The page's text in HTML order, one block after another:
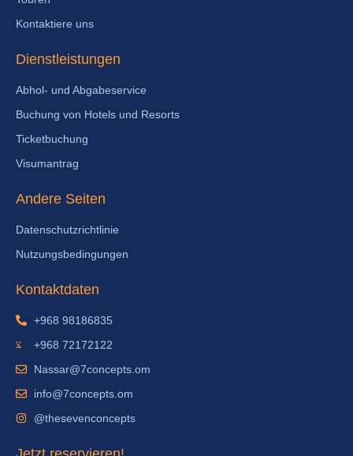
Kontaktiere uns
Dienstleistungen
Abhol- und Abgabeservice
Buchung von Hotels und Resorts
Ticketbuchung
Visumantrag
Andere Seiten
Datenschutzrichtlinie
Nutzungsbedingungen
Kontaktdaten
+968 98186835
+968 72172122
Nassar@7concepts.om
info@7concepts.om
@thesevenconcepts